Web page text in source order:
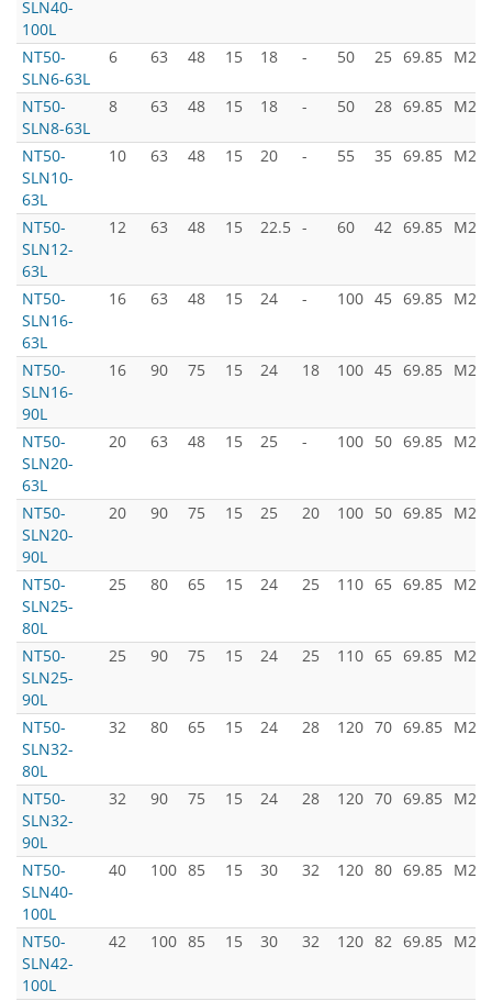
SLN40-
100L
NT50-
SLN6-63L
6 63 48 15 18 - 50 25 69.85
NT50-
SLN8-63L
8 63 48 15 18 - 50 28 69.85
NT50-
SLN10-
63L
10 63 48 15 20 - 55 35 69.85
NT50-
SLN12-
63L
12 63 48 15 22.5 - 60 42 69.85
NT50-
SLN16-
63L
16 63 48 15 24 - 100 45 69.85
NT50-
SLN16-
90L
16 90 75 15 24 18 100 45 69.85
NT50-
SLN20-
63L
20 63 48 15 25 - 100 50 69.85
NT50-
SLN20-
90L
20 90 75 15 25 20 100 50 69.85
NT50-
SLN25-
80L
25 80 65 15 24 25 110 65 69.85
NT50-
SLN25-
90L
25 90 75 15 24 25 110 65 69.85
NT50-
SLN32-
80L
32 80 65 15 24 28 120 70 69.85
NT50-
SLN32-
90L
32 90 75 15 24 28 120 70 69.85
NT50-
SLN40-
100L
40 100 85 15 30 32 120 80 69.85
NT50-
SLN42-
100L
42 100 85 15 30 32 120 82 69.85